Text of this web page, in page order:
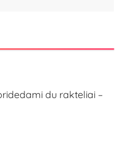
du rakteliai –